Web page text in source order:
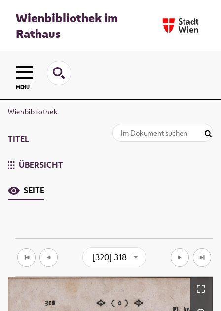
Wienbibliothek im
Rathaus
MENU
Wienbibliothek
TITEL
ÜBERSICHT
SEITE
[320] 318